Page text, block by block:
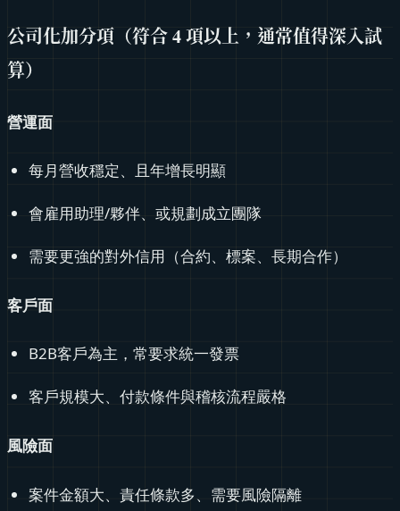
公司化加分項（符合 4 項以上，通常值得深入試
算）
營運面
每月營收穩定、且年增長明顯
會雇用助理/夥伴、或規劃成立團隊
需要更強的對外信用（合約、標案、長期合作）
客戶面
B2B客戶為主，常要求統一發票
客戶規模大、付款條件與稽核流程嚴格
風險面
案件金額大、責任條款多、需要風險隔離